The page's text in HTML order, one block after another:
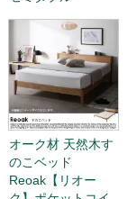
オーク材 天然木す
のこベッド
Reoak【リオー
ク】国産ポケット
コイルマットレス
付き（レギュラ